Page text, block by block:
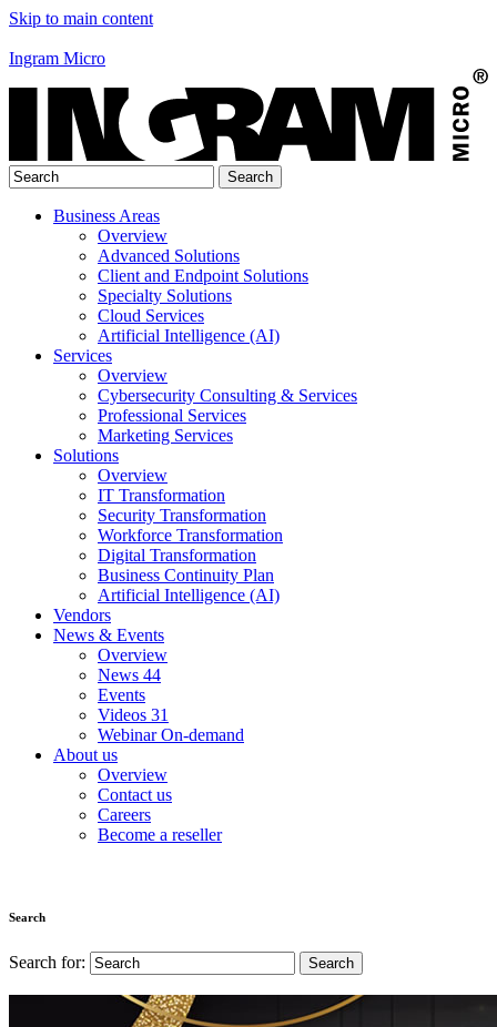
Skip to main content
Ingram Micro
Business Areas
Overview
Advanced Solutions
Client and Endpoint Solutions
Specialty Solutions
Cloud Services
Artificial Intelligence (AI)
Services
Overview
Cybersecurity Consulting & Services
Professional Services
Marketing Services
Solutions
Overview
IT Transformation
Security Transformation
Workforce Transformation
Digital Transformation
Business Continuity Plan
Artificial Intelligence (AI)
Vendors
News & Events
Overview
News 44
Events
Videos 31
Webinar On-demand
About us
Overview
Contact us
Careers
Become a reseller
Search
Search for: